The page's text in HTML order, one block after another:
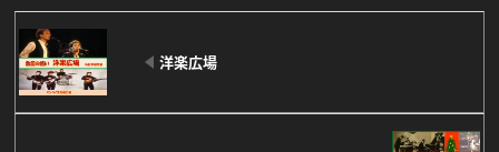
洋楽広場